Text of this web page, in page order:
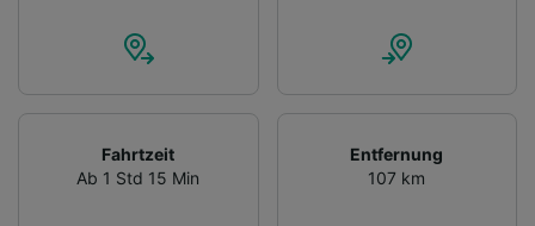
Fahrtzeit
Ab 1 Std 15 Min
Entfernung
107 km